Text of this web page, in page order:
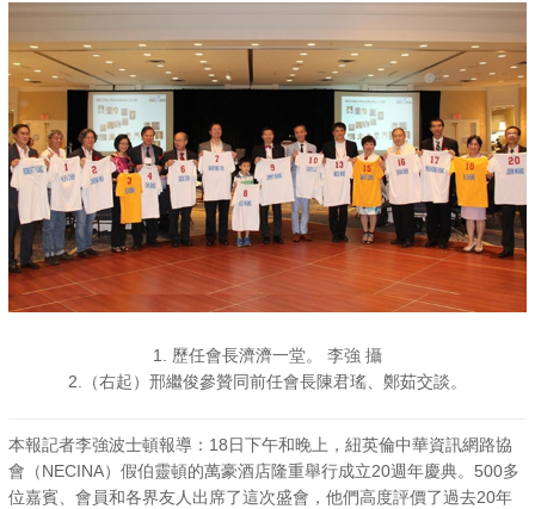
1. 歷任會長濟濟一堂。 李強 攝
2.（右起）邢繼俊參贊同前任會長陳君瑤、鄭茹交談。
本報記者李強波士頓報導：18日下午和晚上，紐英倫中華資訊網路協
會（NECINA）假伯靈頓的萬豪酒店隆重舉行成立20週年慶典。500多
位嘉賓、會員和各界友人出席了這次盛會，他們高度評價了過去20年